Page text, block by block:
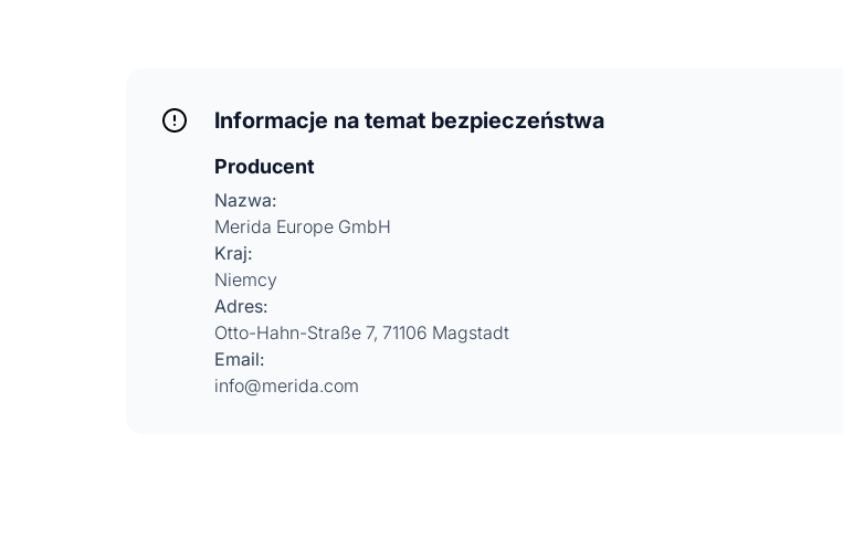
Informacje na temat bezpieczeństwa
Producent
Nazwa:
Merida Europe GmbH
Kraj:
Niemcy
Adres:
Otto-Hahn-Straße 7, 71106 Magstadt
Email:
info@merida.com